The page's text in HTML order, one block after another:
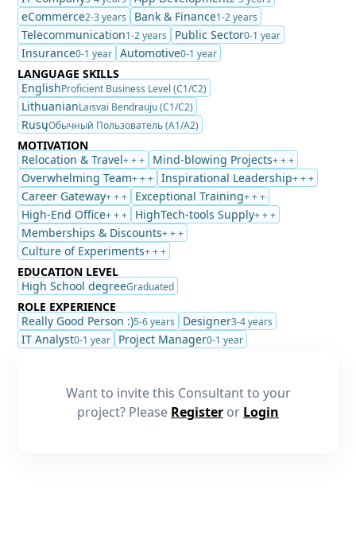
eCommerce2-3 years Bank & Finance1-2 years
Telecommunication1-2 years Public Sector0-1 year
Insurance0-1 year Automotive0-1 year
LANGUAGE SKILLS
EnglishProficient Business Level (C1/C2)
LithuanianLaisvai Bendrauju (C1/C2)
RusųОбычный Пользователь (A1/A2)
MOTIVATION
Relocation & Travel+ + + Mind-blowing Projects+ + +
Overwhelming Team+ + + Inspirational Leadership+ + +
Career Gateway+ + + Exceptional Training+ + +
High-End Office+ + + HighTech-tools Supply+ + +
Memberships & Discounts+ + +
Culture of Experiments+ + +
EDUCATION LEVEL
High School degreeGraduated
ROLE EXPERIENCE
Really Good Person :)5-6 years Designer3-4 years
IT Analyst0-1 year Project Manager0-1 year
Want to invite this Consultant to your
project? Please Register or Login